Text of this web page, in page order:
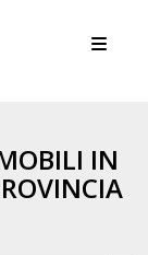
IN